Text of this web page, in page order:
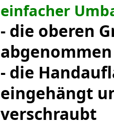
einfacher
- die oberen
abgenommen
- die
eingehängt
verschraubt